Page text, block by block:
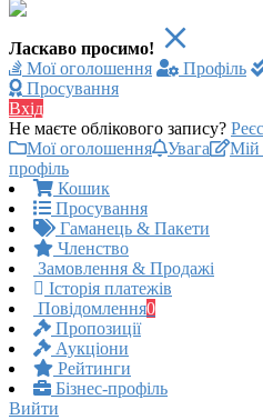
Ласкаво просимо!
Мої оголошення
Профіль
Просування
Вхід
Не маєте облікового запису?
Мої оголошення
Увага Мій
профіль
Кошик
Просування
Гаманець & Пакети
Членство
Замовлення & Продажі
Історія платежів
Повідомлення0
Пропозиції
Аукціони
Рейтинги
Бізнес-профіль
Вийти